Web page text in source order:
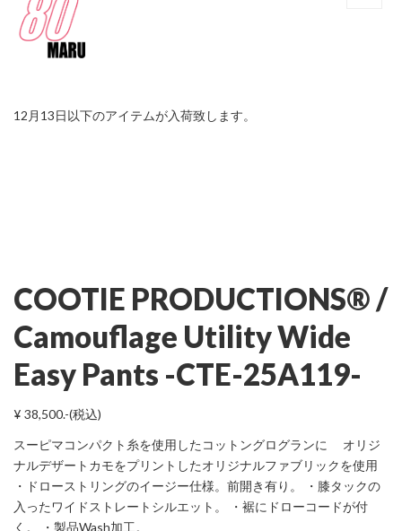
12月13日以下のアイテムが入荷致します。
COOTIE PRODUCTIONS® /
Camouflage Utility Wide
Easy Pants -CTE-25A119-
¥ 38,500.-(税込)
スーピマコンパクト糸を使用したコットングログランに オリジ
ナルデザートカモをプリントしたオリジナルファブリックを使用
・ドローストリングのイージー仕様。前開き有り。 ・膝タックの
入ったワイドストレートシルエット。 ・裾にドローコードが付
く。 ・製品Wash加工。